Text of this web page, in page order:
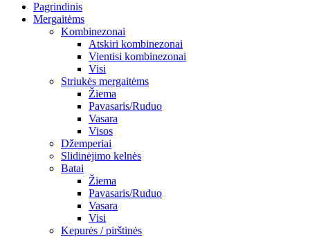
Pagrindinis
Mergaitėms
Kombinezonai
Atskiri kombinezonai
Vientisi kombinezonai
Visi
Striukės mergaitėms
Žiema
Pavasaris/Ruduo
Vasara
Visos
Džemperiai
Slidinėjimo kelnės
Batai
Žiema
Pavasaris/Ruduo
Vasara
Visi
Kepurės / pirštinės